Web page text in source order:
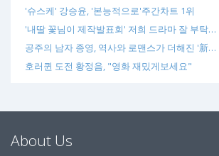
'슈스케' 강승윤, '본능적으로'주간차트 1위
'내딸 꽃님이 제작발표회' 저희 드라마 잘 부탁…
공주의 남자 종영, 역사와 로맨스가 더해진 '新…
호러퀸 도전 황정음, "영화 재밌게보세요"
About Us